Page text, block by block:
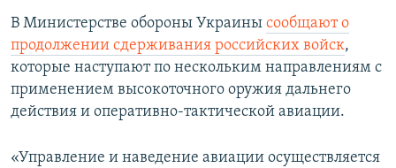
В Министерстве обороны Украины сообщают о
продолжении сдерживания российских войск,
которые наступают по нескольким направлениям с
применением высокоточного оружия дальнего
действия и оперативно-тактической авиации.
«Управление и наведение авиации осуществляется